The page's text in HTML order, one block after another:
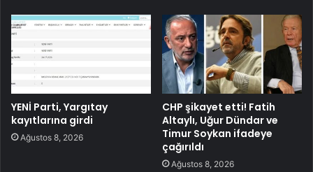
YENİ Parti, Yargıtay
kayıtlarına girdi
Ağustos 8, 2026
CHP şikayet etti! Fatih
Altaylı, Uğur Dündar ve
Timur Soykan ifadeye
çağırıldı
Ağustos 8, 2026